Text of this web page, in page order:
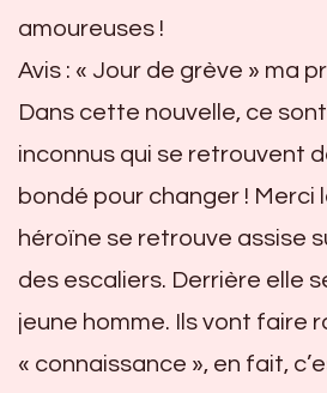
amoureuses !
Avis : « Jour de grève » ma
Dans cette nouvelle, ce
inconnus qui se retrouvent
bondé pour changer ! Merci
héroïne se retrouve assise
des escaliers. Derrière elle
jeune homme. Ils vont faire
« connaissance », en fait,